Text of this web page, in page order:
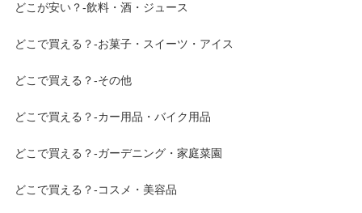
どこが安い？-飲料・酒・ジュース
どこで買える？-お菓子・スイーツ・アイス
どこで買える？-その他
どこで買える？-カー用品・バイク用品
どこで買える？-ガーデニング・家庭菜園
どこで買える？-コスメ・美容品